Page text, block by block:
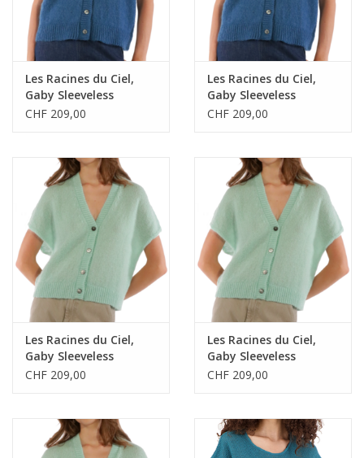
Les Racines du Ciel,
Gaby Sleeveless
Cardigan, blue, M
CHF 209,00
Les Racines du Ciel,
Gaby Sleeveless
Cardigan, blue, L
CHF 209,00
Les Racines du Ciel,
Gaby Sleeveless
Cardigan, aqua, XS
CHF 209,00
Les Racines du Ciel,
Gaby Sleeveless
Cardigan, aqua, M
CHF 209,00